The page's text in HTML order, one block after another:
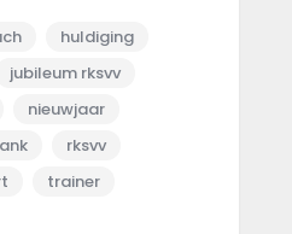
huldiging
jubileum rksvv
nieuwjaar
rksvv
trainer